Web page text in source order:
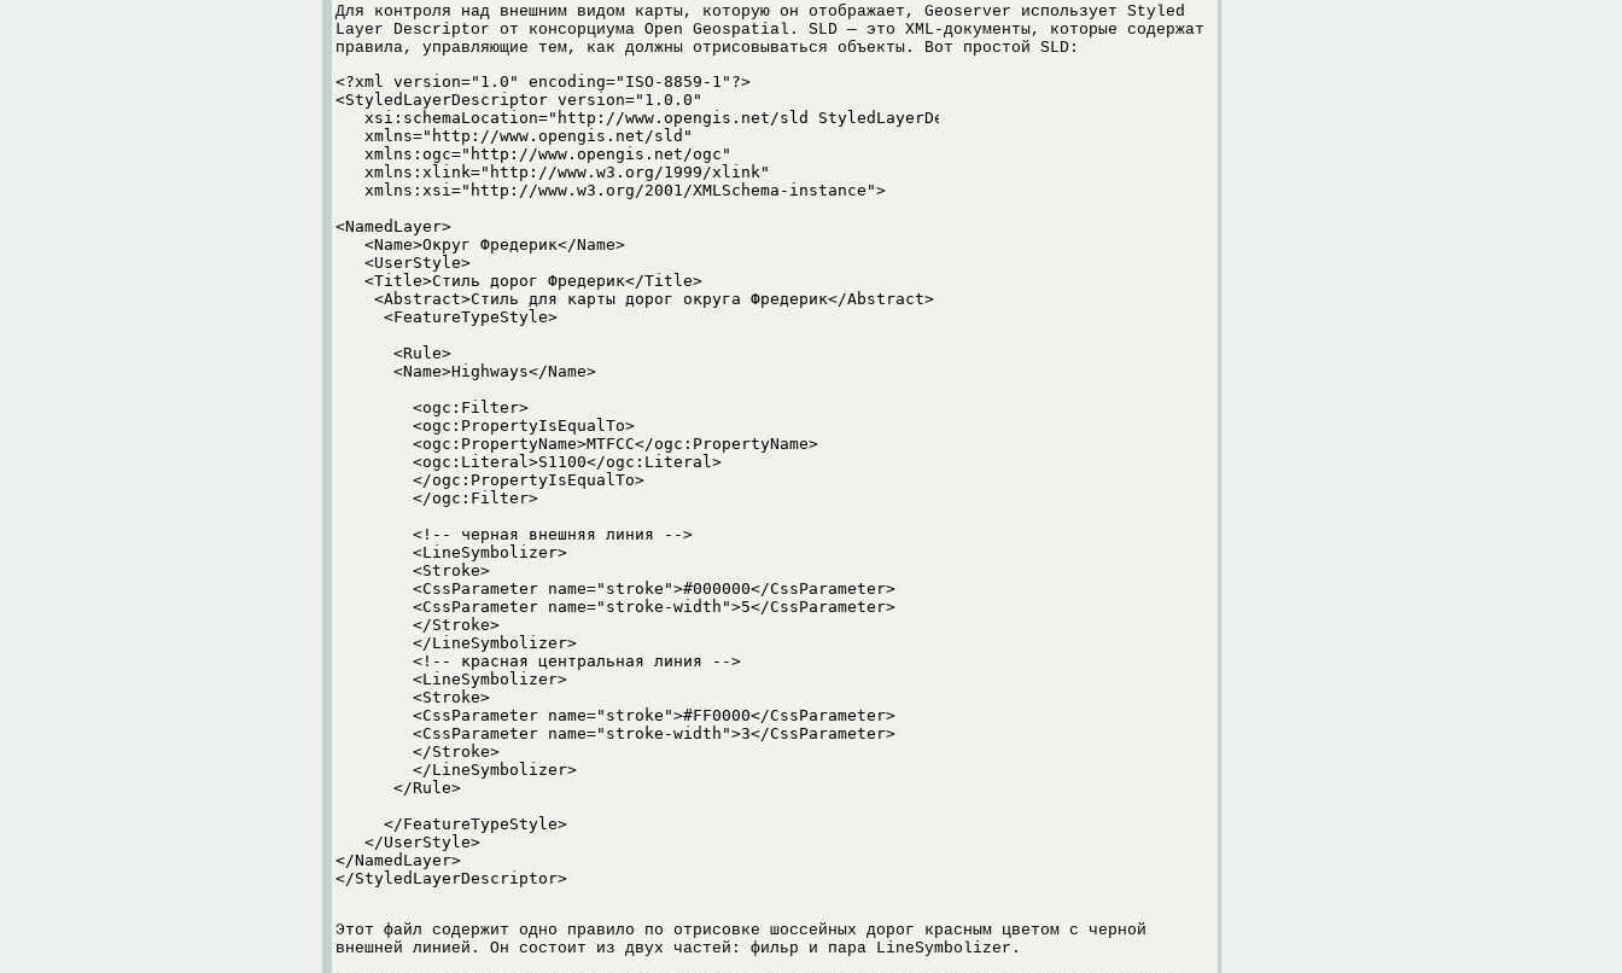
Для контроля над внешним видом карты, которую он отображает, Geoserver использует Styled
Layer Descriptor от консорциума Open Geospatial. SLD — это XML-документы, которые содержат
правила, управляющие тем, как должны отрисовываться объекты. Вот простой SLD:
<?xml version="1.0" encoding="ISO-8859-1"?>
<StyledLayerDescriptor version="1.0.0"
   xsi:schemaLocation="http://www.opengis.net/sld StyledLayerDescriptor.xsd"
   xmlns="http://www.opengis.net/sld"
   xmlns:ogc="http://www.opengis.net/ogc"
   xmlns:xlink="http://www.w3.org/1999/xlink"
   xmlns:xsi="http://www.w3.org/2001/XMLSchema-instance">
<NamedLayer>
   <Name>Округ Фредерик</Name>
   <UserStyle>
   <Title>Стиль дорог Фредерик</Title>
    <Abstract>Стиль для карты дорог округа Фредерик</Abstract>
     <FeatureTypeStyle>
      <Rule>
      <Name>Highways</Name>
      </Rule>
     </FeatureTypeStyle>
   </UserStyle>
</NamedLayer>
</StyledLayerDescriptor>
Этот файл содержит одно правило по отрисовке шоссейных дорог красным цветом с черной
внешней линией. Он состоит из двух частей: фильр и пара LineSymbolizer.